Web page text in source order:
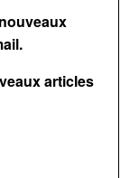
articles